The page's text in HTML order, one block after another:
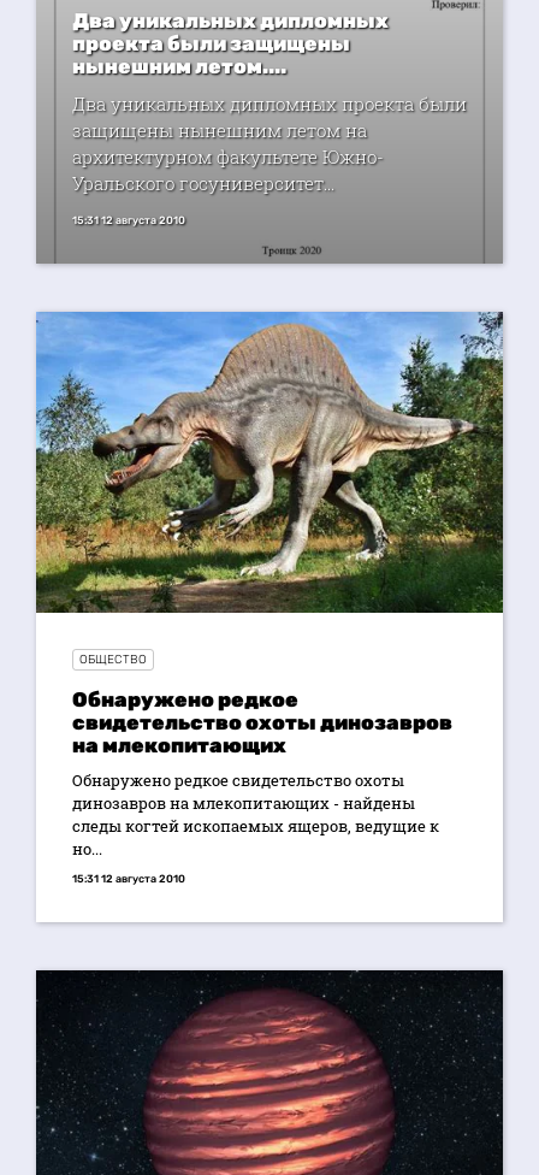
Два уникальных дипломных
проекта были защищены
нынешним летом....
Два уникальных дипломных проекта были
защищены нынешним летом на
архитектурном факультете Южно-
Уральского госуниверситет...
15:31 12 августа 2010
ОБЩЕСТВО
Обнаружено редкое
свидетельство охоты динозавров
на млекопитающих
Обнаружено редкое свидетельство охоты
динозавров на млекопитающих - найдены
следы когтей ископаемых ящеров, ведущие к
но...
15:31 12 августа 2010